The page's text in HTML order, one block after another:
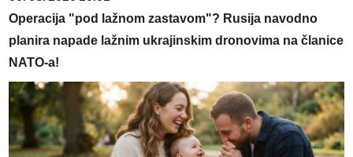
Operacija "pod lažnom zastavom"? Rusija navodno
planira napade lažnim ukrajinskim dronovima na članice
NATO-a!